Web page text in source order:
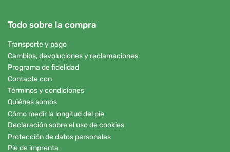
Todo sobre la compra
Transporte y pago
Cambios, devoluciones y reclamaciones
Programa de fidelidad
Contacte con
Términos y condiciones
Quiénes somos
Cómo medir la longitud del pie
Declaración sobre el uso de cookies
Protección de datos personales
Pie de imprenta